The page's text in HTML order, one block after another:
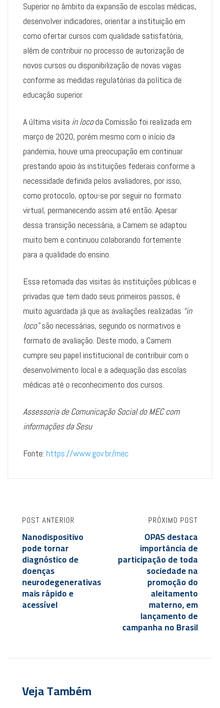
Superior no âmbito da expansão de escolas médicas,
desenvolver indicadores, orientar a instituição em
como ofertar cursos com qualidade satisfatória,
além de contribuir no processo de autorização de
novos cursos ou disponibilização de novas vagas
conforme as medidas regulatórias da política de
educação superior.
A última visita in locoda Comissão foi realizada em
março de 2020, porém mesmo com o início da
pandemia, houve uma preocupação em continuar
prestando apoio às instituições federais conforme a
necessidade definida pelos avaliadores, por isso,
como protocolo, optou-se por seguir no formato
virtual, permanecendo assim até então. Apesar
dessa transição necessária, a Camem se adaptou
muito bem e continuou colaborando fortemente
para a qualidade do ensino.
Essa retomada das visitas às instituições públicas e
privadas que tem dado seus primeiros passos, é
muito aguardada já que as avaliações realizadas “in
loco”são necessárias, segundo os normativos e
formato de avaliação. Deste modo, a Camem
cumpre seu papel institucional de contribuir com o
desenvolvimento local e a adequação das escolas
médicas até o reconhecimento dos cursos.
Assessoria de Comunicação Social do MEC com
informações da Sesu
Fonte: https://www.gov.br/mec
POST ANTERIOR
Nanodispositivo
pode tornar
diagnóstico de
doenças
neurodegenerativas
mais rápido e
acessível
PRÓXIMO POST
OPAS destaca
importância de
participação de toda
sociedade na
promoção do
aleitamento
materno, em
lançamento de
campanha no Brasil
Veja Também